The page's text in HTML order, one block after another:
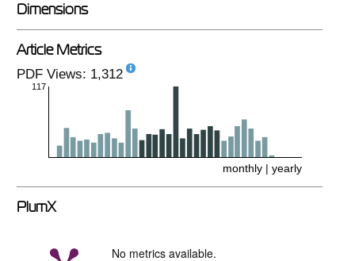
Dimensions
Article Metrics
PDF Views: 1,312
117
monthly |yearly
PlumX
No metrics available.